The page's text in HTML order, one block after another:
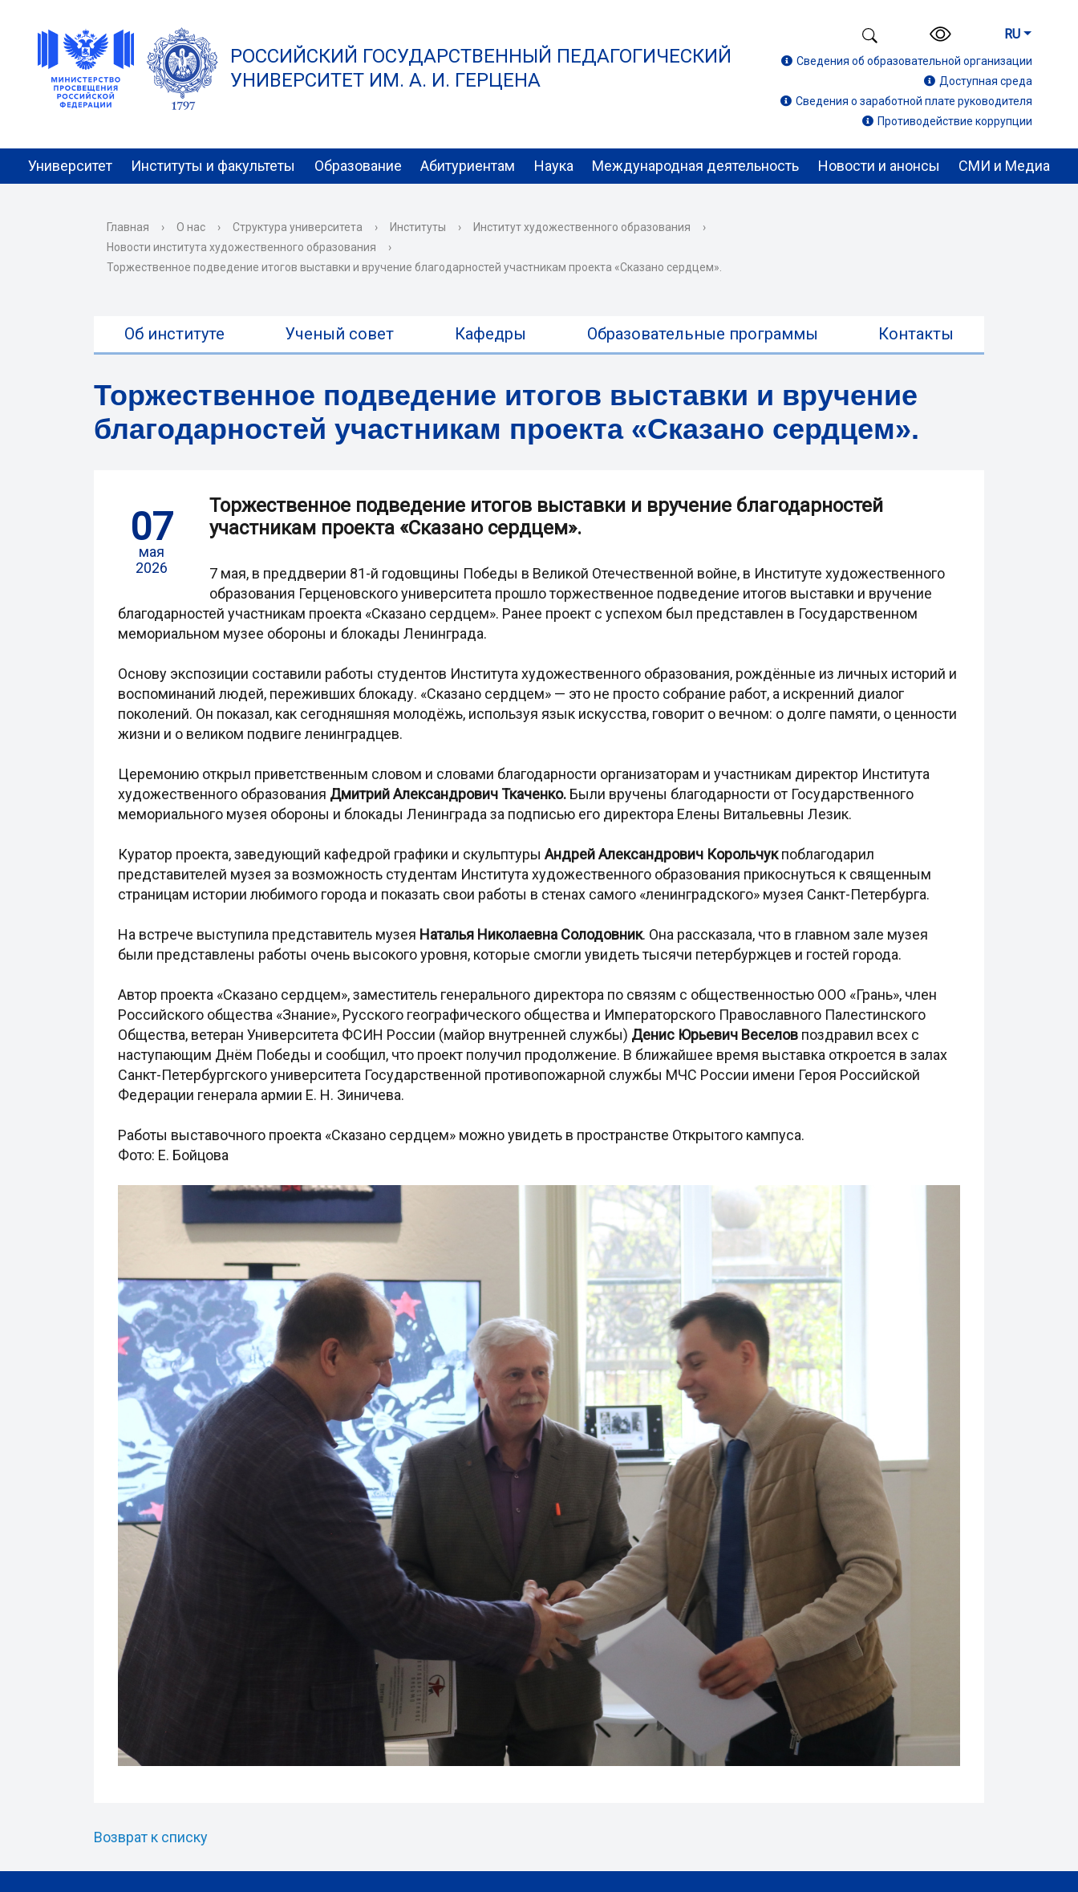
РОССИЙСКИЙ ГОСУДАРСТВЕННЫЙ ПЕДАГОГИЧЕСКИЙ
УНИВЕРСИТЕТ ИМ. А. И. ГЕРЦЕНА
RU
Сведения об образовательной организации
Доступная среда
Сведения о заработной плате руководителя
Противодействие коррупции
Университет Институты и факультеты Образование Абитуриентам Наука Международная деятельность Новости и анонсы СМИ и Медиа
Главная › О нас › Структура университета › Институты › Институт художественного образования
›
Новости института художественного образования
›
Торжественное подведение итогов выставки и вручение благодарностей участникам проекта «Сказано сердцем».
Об институте Ученый совет Кафедры Образовательные программы Контакты
Торжественное подведение итогов выставки и вручение
благодарностей участникам проекта «Сказано сердцем».
07
мая
2026
Торжественное подведение итогов выставки и вручение благодарностей
участникам проекта «Сказано сердцем».
7 мая, в преддверии 81-й годовщины Победы в Великой Отечественной войне, в Институте художественного
образования Герценовского университета прошло торжественное подведение итогов выставки и вручение
благодарностей участникам проекта «Сказано сердцем». Ранее проект с успехом был представлен в Государственном
мемориальном музее обороны и блокады Ленинграда.
Основу экспозиции составили работы студентов Института художественного образования, рождённые из личных историй и
воспоминаний людей, переживших блокаду. «Сказано сердцем» — это не просто собрание работ, а искренний диалог
поколений. Он показал, как сегодняшняя молодёжь, используя язык искусства, говорит о вечном: о долге памяти, о ценности
жизни и о великом подвиге ленинградцев.
Церемонию открыл приветственным словом и словами благодарности организаторам и участникам директор Института
художественного образования Дмитрий Александрович Ткаченко. Были вручены благодарности от Государственного
мемориального музея обороны и блокады Ленинграда за подписью его директора Елены Витальевны Лезик.
Куратор проекта, заведующий кафедрой графики и скульптуры Андрей Александрович Корольчукпоблагодарил
представителей музея за возможность студентам Института художественного образования прикоснуться к священным
страницам истории любимого города и показать свои работы в стенах самого «ленинградского» музея Санкт-Петербурга.
На встрече выступила представитель музея Наталья Николаевна Солодовник. Она рассказала, что в главном зале музея
были представлены работы очень высокого уровня, которые смогли увидеть тысячи петербуржцев и гостей города.
Автор проекта «Сказано сердцем», заместитель генерального директора по связям с общественностью ООО «Грань», член
Российского общества «Знание», Русского географического общества и Императорского Православного Палестинского
Общества, ветеран Университета ФСИН России (майор внутренней службы) Денис Юрьевич Веселов поздравил всех с
наступающим Днём Победы и сообщил, что проект получил продолжение. В ближайшее время выставка откроется в залах
Санкт-Петербургского университета Государственной противопожарной службы МЧС России имени Героя Российской
Федерации генерала армии Е. Н. Зиничева.
Работы выставочного проекта «Сказано сердцем» можно увидеть в пространстве Открытого кампуса.
Фото: Е. Бойцова
Возврат к списку